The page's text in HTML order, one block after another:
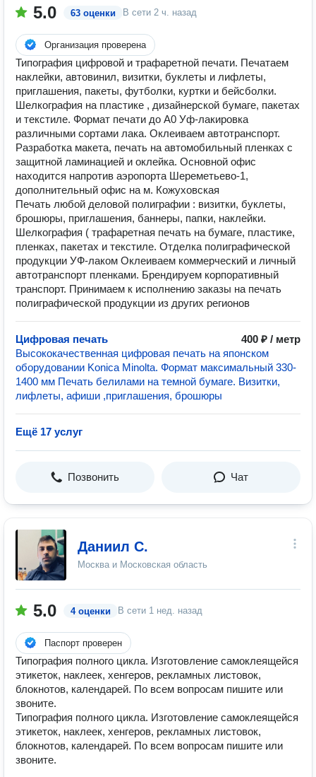
5.0 63 оценки В сети 2 ч. назад
Организация проверена
Типография цифровой и трафаретной печати. Печатаем
наклейки, автовинил, визитки, буклеты и лифлеты,
приглашения, пакеты, футболки, куртки и бейсболки.
Шелкография на пластике , дизайнерской бумаге, пакетах
и текстиле. Формат печати до А0 Уф-лакировка
различными сортами лака. Оклеиваем автотранспорт.
Разработка макета, печать на автомобильный пленках с
защитной ламинацией и оклейка. Основной офис
находится напротив аэропорта Шереметьево-1,
дополнительный офис на м. Кожуховская
Печать любой деловой полиграфии : визитки, буклеты,
брошюры, приглашения, баннеры, папки, наклейки.
Шелкография ( трафаретная печать на бумаге, пластике,
пленках, пакетах и текстиле. Отделка полиграфической
продукции УФ-лаком Оклеиваем коммерческий и личный
автотранспорт пленками. Брендируем корпоративный
транспорт. Принимаем к исполнению заказы на печать
полиграфической продукции из других регионов
Цифровая печать
400 ₽ / метр
Высококачественная цифровая печать на японском
оборудовании Konica Minolta. Формат максимальный 330-
1400 мм Печать белилами на темной бумаге. Визитки,
лифлеты, афиши ,приглашения, брошюры
Ещё 17 услуг
Позвонить Чат
Даниил С.
Москва и Московская область
5.0 4 оценки В сети 1 нед. назад
Паспорт проверен
Типография полного цикла. Изготовление самоклеящейся
этикеток, наклеек, хенгеров, рекламных листовок,
блокнотов, календарей. По всем вопросам пишите или
звоните.
Типография полного цикла. Изготовление самоклеящейся
этикеток, наклеек, хенгеров, рекламных листовок,
блокнотов, календарей. По всем вопросам пишите или
звоните.